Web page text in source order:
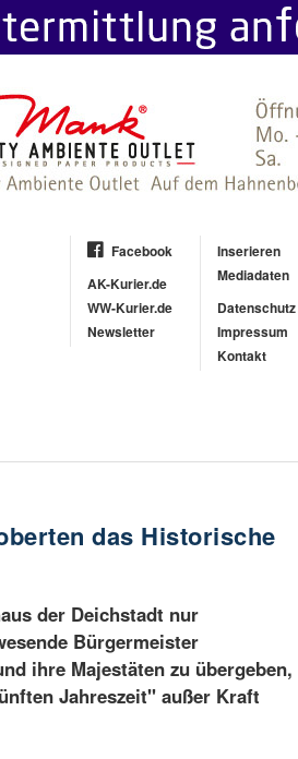
Facebook
AK-Kurier.de
WW-Kurier.de
Newsletter
Inserieren
Mediadaten
Datenschutz
Impressum
Kontakt
das Historische
der Deichstadt nur
Bürgermeister
ihre Majestäten zu übergeben,
Jahreszeit" außer Kraft